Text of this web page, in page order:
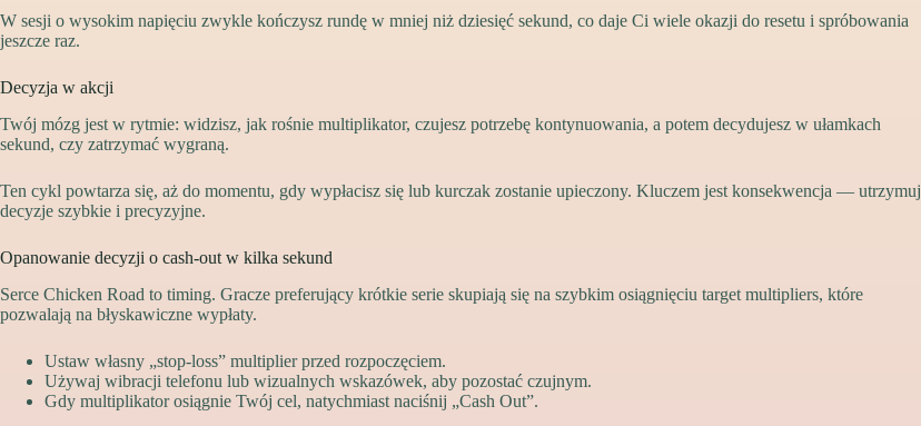
W sesji o wysokim napięciu zwykle kończysz rundę w mniej niż dziesięć sekund, co daje Ci wiele okazji do resetu i spróbowania
jeszcze raz.
Decyzja w akcji
Twój mózg jest w rytmie: widzisz, jak rośnie multiplikator, czujesz potrzebę kontynuowania, a potem decydujesz w ułamkach
sekund, czy zatrzymać wygraną.
Ten cykl powtarza się, aż do momentu, gdy wypłacisz się lub kurczak zostanie upieczony. Kluczem jest konsekwencja — utrzymuj
decyzje szybkie i precyzyjne.
Opanowanie decyzji o cash‑out w kilka sekund
Serce Chicken Road to timing. Gracze preferujący krótkie serie skupiają się na szybkim osiągnięciu target multipliers, które
pozwalają na błyskawiczne wypłaty.
Ustaw własny „stop‑loss” multiplier przed rozpoczęciem.
Używaj wibracji telefonu lub wizualnych wskazówek, aby pozostać czujnym.
Gdy multiplikator osiągnie Twój cel, natychmiast naciśnij „Cash Out”.